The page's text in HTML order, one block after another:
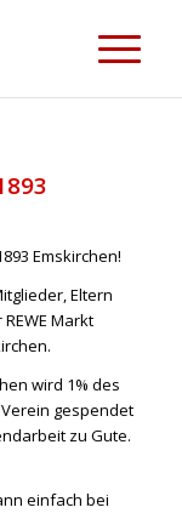
Emskirchen!
Eltern
Markt
wird 1% des
gespendet
zu Gute.
einfach bei